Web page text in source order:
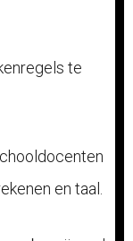
te
en taal.